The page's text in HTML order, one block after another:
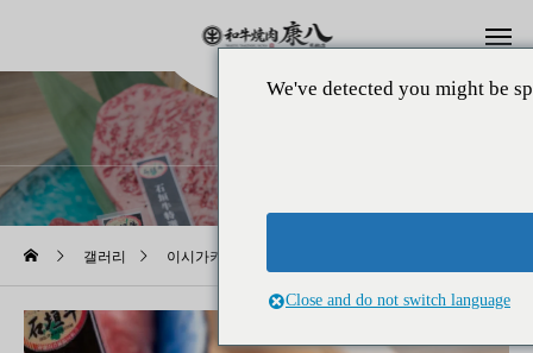
갤러리 이시가키규
We've detected you might be
Close and do not switch language